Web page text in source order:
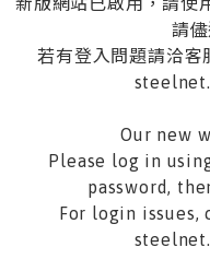
請
若有登入問題請洽
Our new
Please log in
password,
For login issues,